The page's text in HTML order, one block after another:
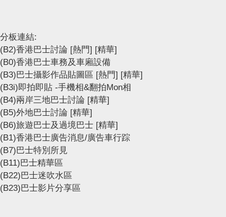
分板連結:
(B2)香港巴士討論 [熱門] [精華]
(B0)香港巴士車務及車廂設備
(B3)巴士攝影作品貼圖區 [熱門] [精華]
(B3i)即拍即貼 -手機相&翻拍Mon相
(B4)兩岸三地巴士討論 [精華]
(B5)外地巴士討論 [精華]
(B6)旅遊巴士及過境巴士 [精華]
(B1)香港巴士廣告消息/廣告車行踪
(B7)巴士特別所見
(B11)巴士精華區
(B22)巴士迷吹水區
(B23)巴士影片分享區